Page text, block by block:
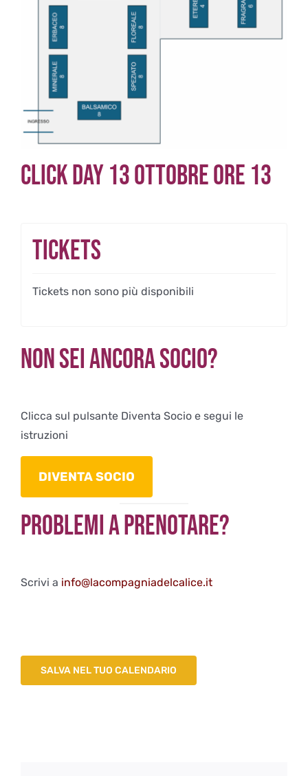
Click Day 13 ottobre ore 13
Tickets
Tickets non sono più disponibili
Non sei ancora Socio?
Clicca sul pulsante Diventa Socio e segui le
istruzioni
DIVENTA SOCIO
Problemi a Prenotare?
Scrivi a info@lacompagniadelcalice.it
SALVA NEL TUO CALENDARIO